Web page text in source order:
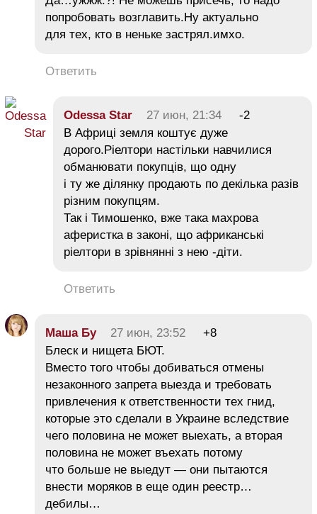
попробовать возглавить.Ну актуально
для тех, кто в неньке застрял.имхо.
Ответить
Odessa Star 27 июн, 21:34
-2
В Африці земля коштує дуже
дорого.Ріелтори настільки навчилися
обманювати покупців, що одну
і ту же ділянку продають по декілька разів
різним покупцям.
Так і Тимошенко, вже така махрова
аферистка в законі, що африканські
ріелтори в зрівнянні з нею -діти.
Ответить
Маша Бу 27 июн, 23:52
+8
Блеск и нищета БЮТ.
Вместо того чтобы добиваться отмены
незаконного запрета выезда и требовать
привлечения к ответственности тех гнид,
которые это сделали в Украине вследствие
чего половина не может выехать, а вторая
половина не может въехать потому
что больше не выедут — они пытаются
внести моряков в еще один реестр…
дебилы…